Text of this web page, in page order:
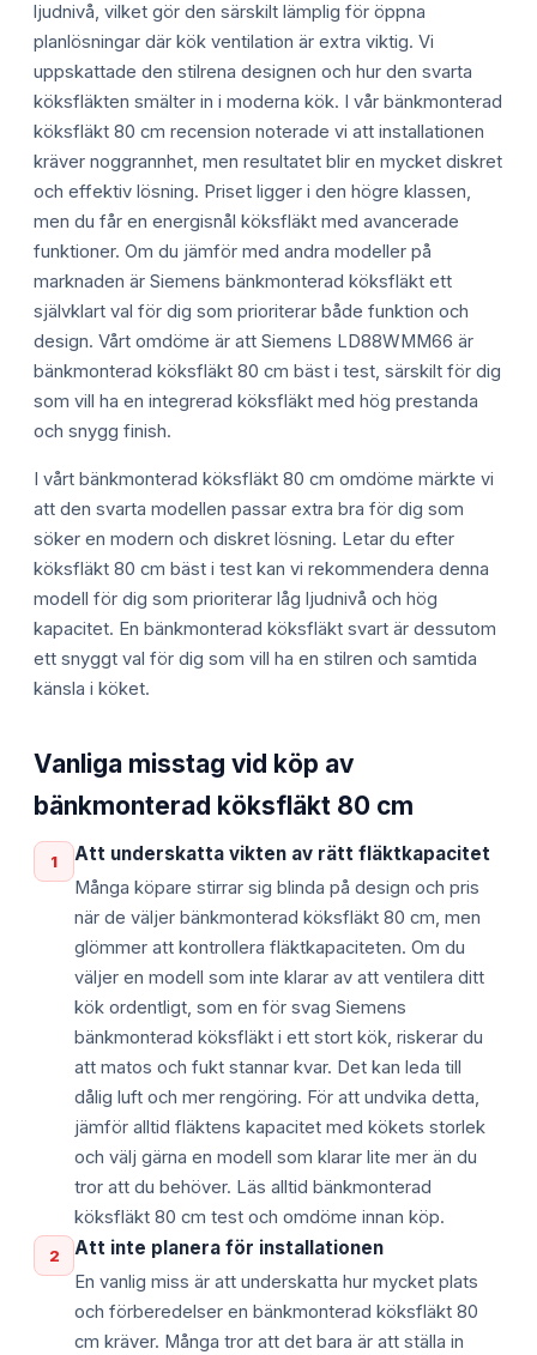
ljudnivå, vilket gör den särskilt lämplig för öppna
planlösningar där kök ventilation är extra viktig. Vi
uppskattade den stilrena designen och hur den svarta
köksfläkten smälter in i moderna kök. I vår bänkmonterad
köksfläkt 80 cm recension noterade vi att installationen
kräver noggrannhet, men resultatet blir en mycket diskret
och effektiv lösning. Priset ligger i den högre klassen,
men du får en energisnål köksfläkt med avancerade
funktioner. Om du jämför med andra modeller på
marknaden är Siemens bänkmonterad köksfläkt ett
självklart val för dig som prioriterar både funktion och
design. Vårt omdöme är att Siemens LD88WMM66 är
bänkmonterad köksfläkt 80 cm bäst i test, särskilt för dig
som vill ha en integrerad köksfläkt med hög prestanda
och snygg finish.
I vårt bänkmonterad köksfläkt 80 cm omdöme märkte vi
att den svarta modellen passar extra bra för dig som
söker en modern och diskret lösning. Letar du efter
köksfläkt 80 cm bäst i test kan vi rekommendera denna
modell för dig som prioriterar låg ljudnivå och hög
kapacitet. En bänkmonterad köksfläkt svart är dessutom
ett snyggt val för dig som vill ha en stilren och samtida
känsla i köket.
Vanliga misstag vid köp av
bänkmonterad köksfläkt 80 cm
1 Att underskatta vikten av rätt fläktkapacitet
Många köpare stirrar sig blinda på design och pris
när de väljer bänkmonterad köksfläkt 80 cm, men
glömmer att kontrollera fläktkapaciteten. Om du
väljer en modell som inte klarar av att ventilera ditt
kök ordentligt, som en för svag Siemens
bänkmonterad köksfläkt i ett stort kök, riskerar du
att matos och fukt stannar kvar. Det kan leda till
dålig luft och mer rengöring. För att undvika detta,
jämför alltid fläktens kapacitet med kökets storlek
och välj gärna en modell som klarar lite mer än du
tror att du behöver. Läs alltid bänkmonterad
köksfläkt 80 cm test och omdöme innan köp.
2 Att inte planera för installationen
En vanlig miss är att underskatta hur mycket plats
och förberedelser en bänkmonterad köksfläkt 80
cm kräver. Många tror att det bara är att ställa in